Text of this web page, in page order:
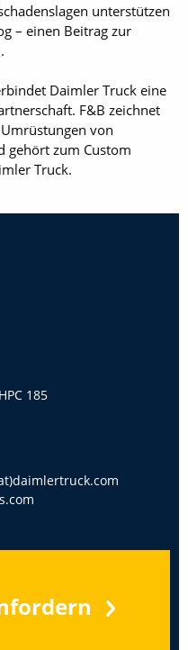
unterstützen
– einen Beitrag zur
Daimler Truck eine
F&B zeichnet
von
gehört zum Custom
Truck.
185